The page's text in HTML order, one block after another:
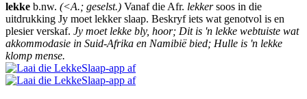
lekke b.nw. (<A.; geselst.) Vanaf die Afr. lekkersoos in die
uitdrukking Jy moet lekker slaap. Beskryf iets wat genotvol is en
plesier verskaf. Jy moet lekke bly, hoor; Dit is 'n lekke webtuiste wat
akkommodasie in Suid-Afrika en Namibië bied; Hulle is 'n lekke
klomp mense.